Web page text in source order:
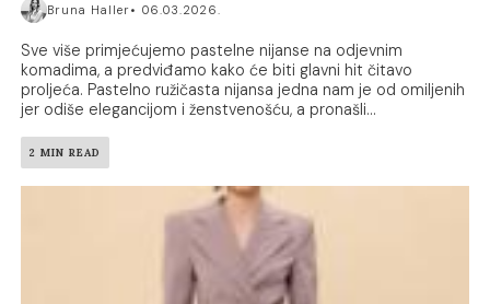
Bruna Haller 06.03.2026.
Sve više primjećujemo pastelne nijanse na odjevnim
komadima, a predviđamo kako će biti glavni hit čitavo
proljeća. Pastelno ružičasta nijansa jedna nam je od omiljenih
jer odiše elegancijom i ženstvenošću, a pronašli...
2 MIN READ